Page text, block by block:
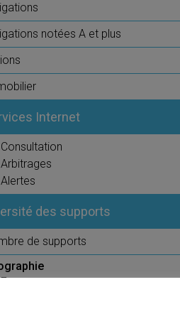
notées A et plus
Internet
Consultation
Arbitrages
Alertes
des supports
de supports
France